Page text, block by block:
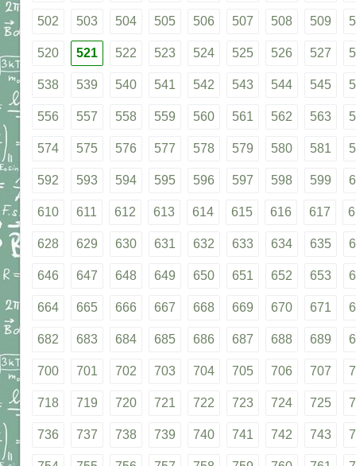
502 503 504 505 506 507 508 509
520 521 522 523 524 525 526 527
538 539 540 541 542 543 544 545
556 557 558 559 560 561 562 563
574 575 576 577 578 579 580 581
592 593 594 595 596 597 598 599
610 611 612 613 614 615 616 617
628 629 630 631 632 633 634 635
646 647 648 649 650 651 652 653
664 665 666 667 668 669 670 671
682 683 684 685 686 687 688 689
700 701 702 703 704 705 706 707
718 719 720 721 722 723 724 725
736 737 738 739 740 741 742 743